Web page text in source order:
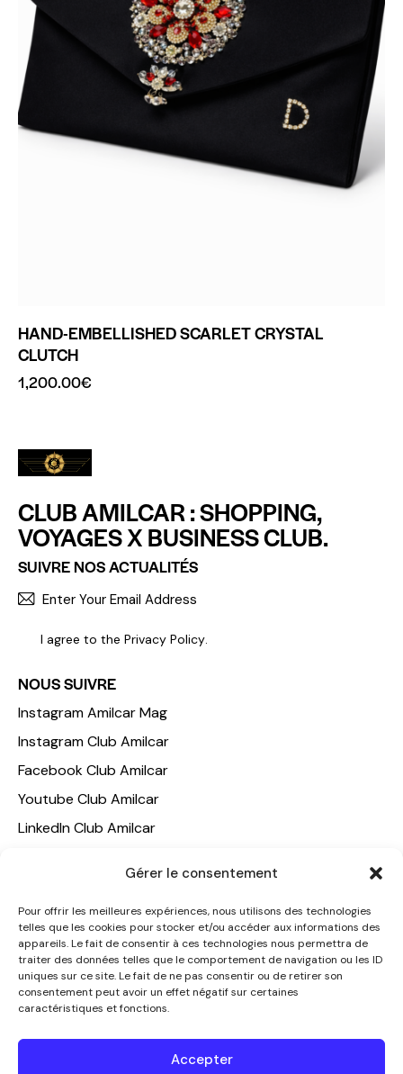
Gérer le consentement
Pour offrir les meilleures expériences, nous utilisons des technologies
telles que les cookies pour stocker et/ou accéder aux informations des
appareils. Le fait de consentir à ces technologies nous permettra de
traiter des données telles que le comportement de navigation ou les ID
uniques sur ce site. Le fait de ne pas consentir ou de retirer son
consentement peut avoir un effet négatif sur certaines
caractéristiques et fonctions.
Accepter
HAND-EMBELLISHED SCARLET CRYSTAL
CLUTCH
1,200.00€
CLUB AMILCAR : SHOPPING,
VOYAGES X BUSINESS CLUB.
SUIVRE NOS ACTUALITÉS
I agree to the Privacy Policy.
NOUS SUIVRE
Instagram Amilcar Mag
Instagram Club Amilcar
Facebook Club Amilcar
Youtube Club Amilcar
LinkedIn Club Amilcar
NOTRE GROUPE
ACCUEIL
AMILCAR TRAVEL CLUB
CLUB AMILCAR, Club d'affaires international
AGENCE MEDIANE
CONTACT